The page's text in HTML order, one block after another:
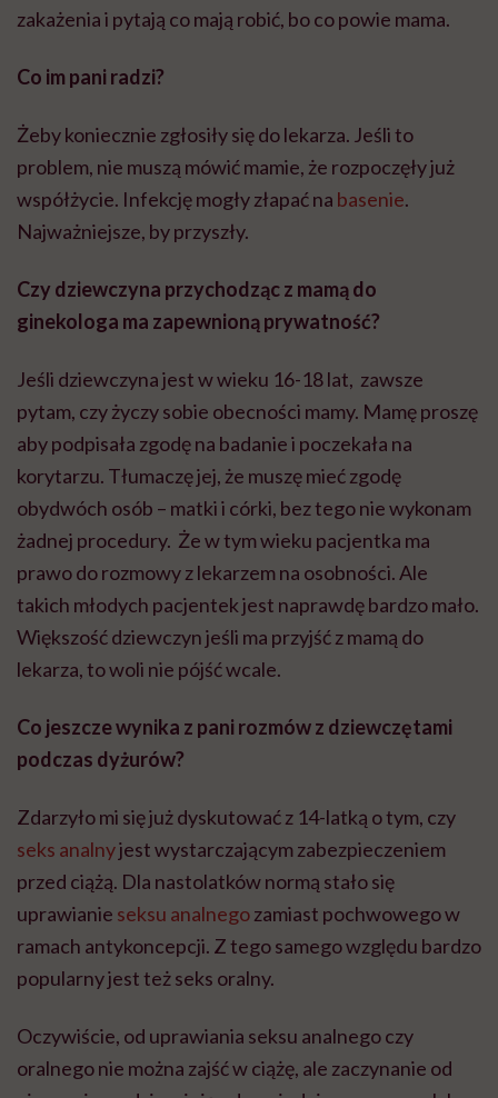
zakażenia i pytają co mają robić, bo co powie mama.
Co im pani radzi?
Żeby koniecznie zgłosiły się do lekarza. Jeśli to
problem, nie muszą mówić mamie, że rozpoczęły już
współżycie. Infekcję mogły złapać na basenie.
Najważniejsze, by przyszły.
Czy dziewczyna przychodząc z mamą do
ginekologa ma zapewnioną prywatność?
Jeśli dziewczyna jest w wieku 16-18 lat, zawsze
pytam, czy życzy sobie obecności mamy. Mamę proszę
aby podpisała zgodę na badanie i poczekała na
korytarzu. Tłumaczę jej, że muszę mieć zgodę
obydwóch osób – matki i córki, bez tego nie wykonam
żadnej procedury. Że w tym wieku pacjentka ma
prawo do rozmowy z lekarzem na osobności. Ale
takich młodych pacjentek jest naprawdę bardzo mało.
Większość dziewczyn jeśli ma przyjść z mamą do
lekarza, to woli nie pójść wcale.
Co jeszcze wynika z pani rozmów z dziewczętami
podczas dyżurów?
Zdarzyło mi się już dyskutować z 14-latką o tym, czy
seks analnyjest wystarczającym zabezpieczeniem
przed ciążą. Dla nastolatków normą stało się
uprawianie seksu analnegozamiast pochwowego w
ramach antykoncepcji. Z tego samego względu bardzo
popularny jest też seks oralny.
Oczywiście, od uprawiania seksu analnego czy
oralnego nie można zajść w ciążę, ale zaczynanie od